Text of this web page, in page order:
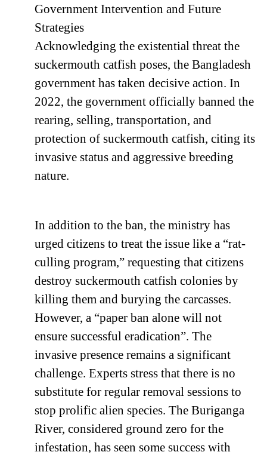
Government Intervention and Future
Strategies
Acknowledging the existential threat the
suckermouth catfish poses, the Bangladesh
government has taken decisive action. In
2022, the government officially banned the
rearing, selling, transportation, and
protection of suckermouth catfish, citing its
invasive status and aggressive breeding
nature.
In addition to the ban, the ministry has
urged citizens to treat the issue like a “rat-
culling program,” requesting that citizens
destroy suckermouth catfish colonies by
killing them and burying the carcasses.
However, a “paper ban alone will not
ensure successful eradication”. The
invasive presence remains a significant
challenge. Experts stress that there is no
substitute for regular removal sessions to
stop prolific alien species. The Buriganga
River, considered ground zero for the
infestation, has seen some success with